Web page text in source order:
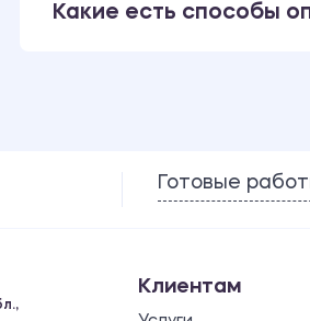
Какие есть способы
Готовые
Клиентам